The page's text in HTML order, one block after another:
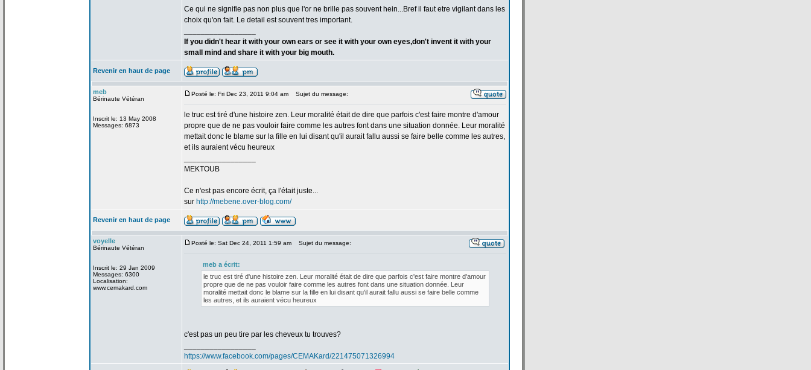
Ce qui ne signifie pas non plus que l'or ne brille pas souvent hein...Bref il faut etre vigilant dans les
choix qu'on fait. Le detail est souvent tres important.
If you didn't hear it with your own ears or see it with your own eyes,don't invent it with your
small mind and share it with your big mouth.
Revenir en haut de page
meb
Bérinaute Vétéran
Inscrit le: 13 May 2008
Messages: 6873
Posté le: Fri Dec 23, 2011 9:04 am Sujet du message:
le truc est tiré d'une histoire zen. Leur moralité était de dire que parfois c'est faire montre d'amour
propre que de ne pas vouloir faire comme les autres font dans une situation donnée. Leur moralité
mettait donc le blame sur la fille en lui disant qu'il aurait fallu aussi se faire belle comme les autres,
et ils auraient vécu heureux
MEKTOUB
Ce n'est pas encore écrit, ça l'était juste...
sur http://mebene.over-blog.com/
Revenir en haut de page
voyelle
Bérinaute Vétéran
Inscrit le: 29 Jan 2009
Messages: 6300
Localisation:
www.cemakard.com
Posté le: Sat Dec 24, 2011 1:59 am Sujet du message:
meb a écrit:
le truc est tiré d'une histoire zen. Leur moralité était de dire que parfois c'est faire montre d'amour
propre que de ne pas vouloir faire comme les autres font dans une situation donnée. Leur
moralité mettait donc le blame sur la fille en lui disant qu'il aurait fallu aussi se faire belle comme
les autres, et ils auraient vécu heureux
c'est pas un peu tire par les cheveux tu trouves?
https://www.facebook.com/pages/CEMAKard/221475071326994